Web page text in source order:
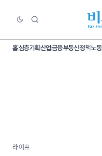
홈심층기획산업금융부동산정책노동
라이프